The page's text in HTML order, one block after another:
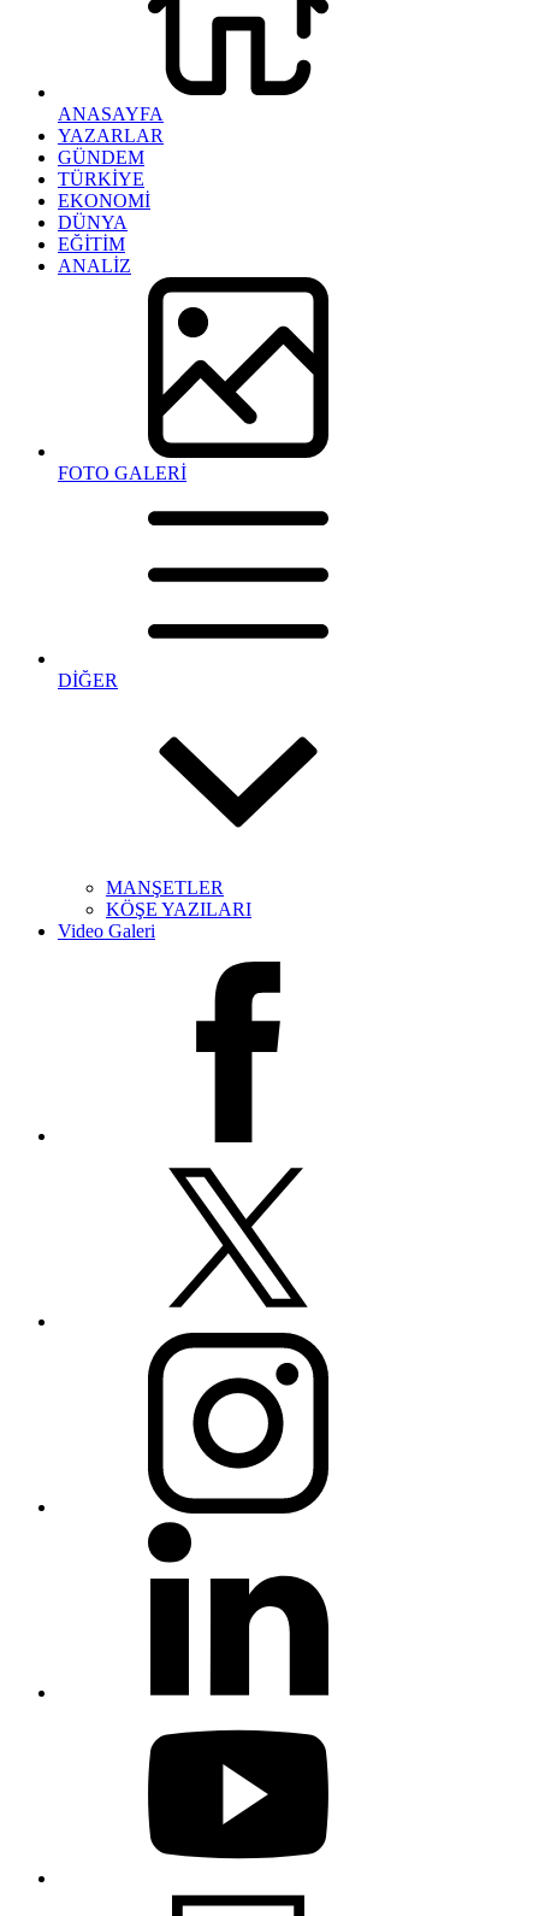
ANASAYFA
YAZARLAR
GÜNDEM
TÜRKİYE
EKONOMİ
DÜNYA
EĞİTİM
ANALİZ
FOTO GALERİ
DİĞER
MANŞETLER
KÖŞE YAZILARI
Video Galeri